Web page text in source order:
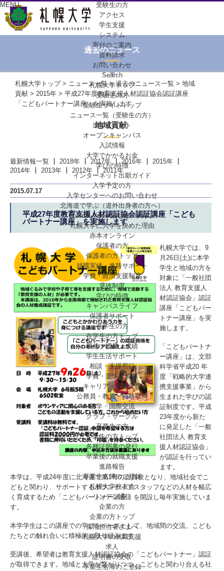
MENU
受験生の方
アクセス
学生支援
システム
寄付のご案内
資料請求
お問い合わせ
Search
札幌大学トップ
受験生の方
受験生サイトトップ
ニュース一覧（受験生の方）
進学イベント
オープンキャンパス
入試情報
大学でかかるお金
学びの特徴
インターネット出願ガイド
入学予定の方
入学センターへのお問い合わせ
北海道で学ぶ （道外出身者の方へ）
Colorful-Voice話せる、大学。
札幌大学に入学を決めた理由
赤本オンライン
保護者の方
保護者の方トップ
就職実績・進路サポート
学費・経済支援制度
選抜制度
学びの特徴
キャンパスライフ
保護者サポート
在学生の方
在学生の方トップ
履修・授業・成績
学生生活サポート
相談・支援窓口
学費・奨学金情報
キャリア・就職支援
公務員・教員・資格取得
留学・国際交流
クラブ・サークル
卒業生の方
卒業生の方トップ
各種証明書の発行
卒業後の就職支援
進路報告
卒業生名簿のご登録
札幌大学校友会
リンデン通信
企業の方
企業の方トップ
採用担当者さまへ
札幌大学の就職支援
求人
証明書の受取
卒業生名簿のご登録
過去のニュース
札幌大学トップ> ニュース一覧>過去のニュース一覧 > 地域
貢献 > 2015年 > 平成27年度教育支援人材認証協会認証講座
「こどもパートナー講座」を実施します
地域貢献
最新情報一覧 2018年 2017年 2016年
2015年
2014年
2013年 2012年 2011年
2015.07.17
平成27年度教育支援人材認証協会認証講座「こども
パートナー講座」を実施します
札幌大学では、9
月26日(土)に本学
学生と地域の方を
対象に「一般社団
法人 教育支援人
材認証協会」認証
講座「こどもパー
トナー講座」を実
施します。
「こどもパートナ
ー講座」は、文部
科学省平成20 年
度「戦略的大学連
携支援事業」から
生まれた学びの認
証制度です。平成
23年度から新た
に発足した「一般
社団法人 教育支
援人材認証協会」
が認証を行ってい
ます。
本学は、平成24年度に北海道で第1号の会員校となり、地域社会でこ
どもと関わり、サポートするボランティアスタッフなどの人材を幅広
く育成するため「こどもパートナー講座」を開設し毎年実施していま
す。
本学学生はこの講座での学びをベースとして、地域間の交流、こども
たちとの触れ合いに積極的に取り組みます。
受講後、希望者は教育支援人材認証協会の「こどもパートナー」認証
が取得できます。地域と大学が繋がりつつ、こどもと関わり合える社